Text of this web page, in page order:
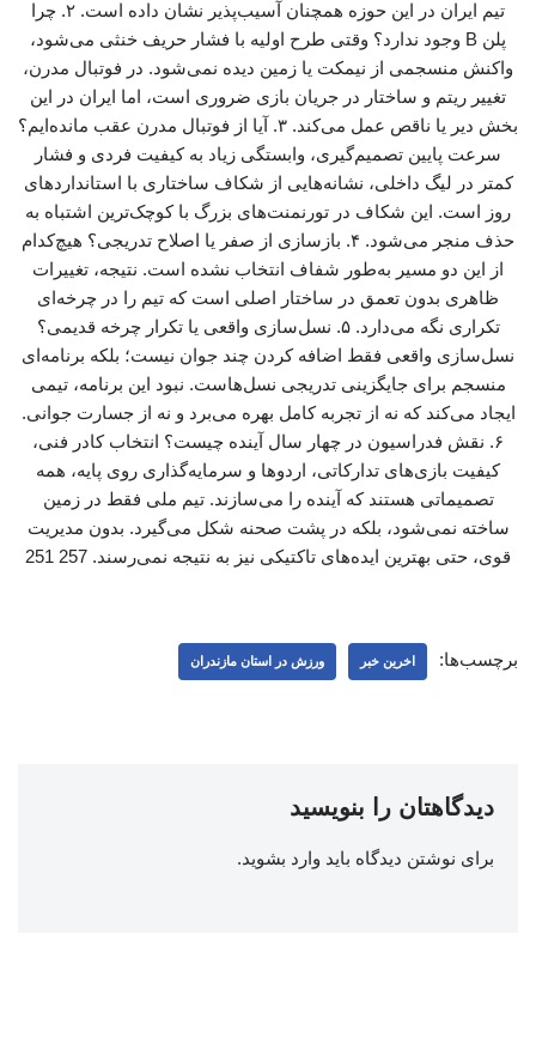
تیم ایران در این حوزه همچنان آسیب‌پذیر نشان داده است. ۲. چرا
پلن B وجود ندارد؟ وقتی طرح اولیه با فشار حریف خنثی می‌شود،
واکنش منسجمی از نیمکت یا زمین دیده نمی‌شود. در فوتبال مدرن،
تغییر ریتم و ساختار در جریان بازی ضروری است، اما ایران در این
بخش دیر یا ناقص عمل می‌کند. ۳. آیا از فوتبال مدرن عقب مانده‌ایم؟
سرعت پایین تصمیم‌گیری، وابستگی زیاد به کیفیت فردی و فشار
کمتر در لیگ داخلی، نشانه‌هایی از شکاف ساختاری با استانداردهای
روز است. این شکاف در تورنمنت‌های بزرگ با کوچک‌ترین اشتباه به
حذف منجر می‌شود. ۴. بازسازی از صفر یا اصلاح تدریجی؟ هیچ‌کدام
از این دو مسیر به‌طور شفاف انتخاب نشده است. نتیجه، تغییرات
ظاهری بدون تعمق در ساختار اصلی است که تیم را در چرخه‌ای
تکراری نگه می‌دارد. ۵. نسل‌سازی واقعی یا تکرار چرخه قدیمی؟
نسل‌سازی واقعی فقط اضافه کردن چند جوان نیست؛ بلکه برنامه‌ای
منسجم برای جایگزینی تدریجی نسل‌هاست. نبود این برنامه، تیمی
ایجاد می‌کند که نه از تجربه کامل بهره می‌برد و نه از جسارت جوانی.
۶. نقش فدراسیون در چهار سال آینده چیست؟ انتخاب کادر فنی،
کیفیت بازی‌های تدارکاتی، اردوها و سرمایه‌گذاری روی پایه، همه
تصمیماتی هستند که آینده را می‌سازند. تیم ملی فقط در زمین
ساخته نمی‌شود، بلکه در پشت صحنه شکل می‌گیرد. بدون مدیریت
قوی، حتی بهترین ایده‌های تاکتیکی نیز به نتیجه نمی‌رسند. 257 251
برچسب‌ها: اخرین خبر ورزش در استان مازندران
دیدگاهتان را بنویسید
برای نوشتن دیدگاه باید وارد بشوید.